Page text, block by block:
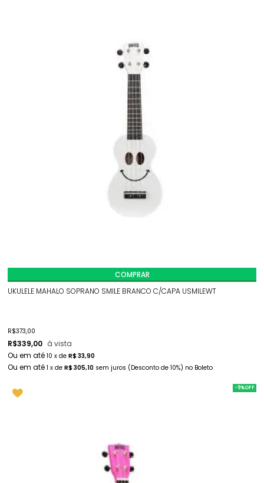
UKULELE MAHALO SOPRANO SMILE BRANCO C/CAPA USMILEWT
R$373,00
R$339,00 à vista
10 x de R$ 33,90
1 x de R$ 305,10 sem juros (Desconto de 10%) no Boleto
COMPRAR
-9%